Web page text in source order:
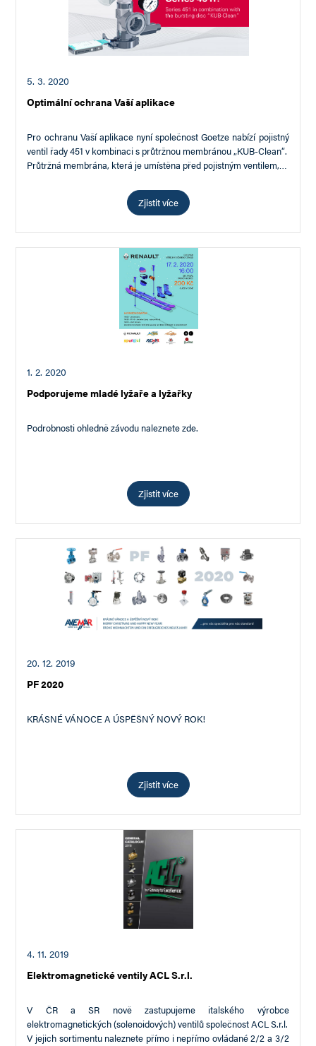
5. 3. 2020
Optimální ochrana Vaší aplikace
Pro ochranu Vaší aplikace nyní společnost Goetze nabízí pojistný
ventil řady 451 v kombinaci s průtržnou membránou „KUB-Clean“.
Průtržná membrána, která je umístěna před pojistným ventilem,…
Zjistit více
1. 2. 2020
Podporujeme mladé lyžaře a lyžařky
Podrobnosti ohledně závodu naleznete zde.
Zjistit více
20. 12. 2019
PF 2020
KRÁSNÉ VÁNOCE A ÚSPĚŠNÝ NOVÝ ROK!
Zjistit více
4. 11. 2019
Elektromagnetické ventily ACL S.r.l.
V ČR a SR nově zastupujeme italského výrobce
elektromagnetických (solenoidových) ventilů společnost ACL S.r.l.
V jejich sortimentu naleznete přímo i nepřímo ovládané 2/2 a 3/2